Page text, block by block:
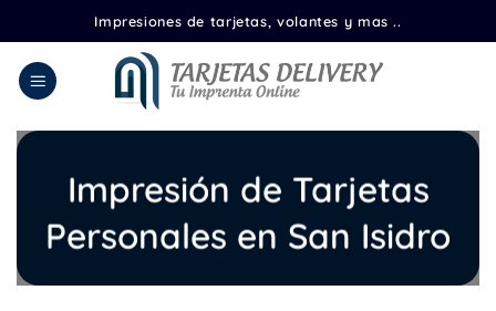
al
contenido
Impresiones de tarjetas, volantes y mas ..
Impresión de Tarjetas
Personales en San Isidro